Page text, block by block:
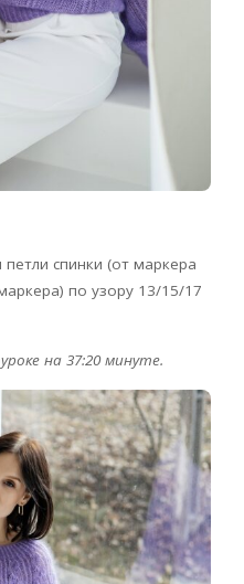
спинки (от маркера
по узору 13/15/17
на 37:20 минуте.